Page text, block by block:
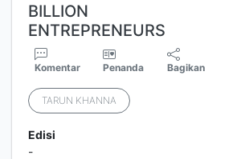
BILLION
ENTREPRENEURS
Komentar Penanda Bagikan
TARUN KHANNA
Edisi
-